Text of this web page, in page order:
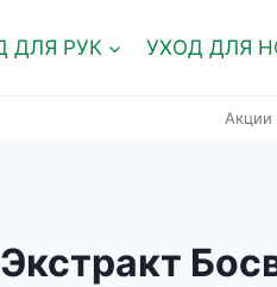
ДЛЯ РУК УХОД ДЛЯ
Акции
Экстракт